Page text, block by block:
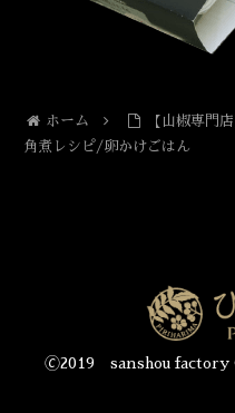
ホーム
【山椒専門
角煮レシピ/卵かけごはん
🄫2019 sanshou factory